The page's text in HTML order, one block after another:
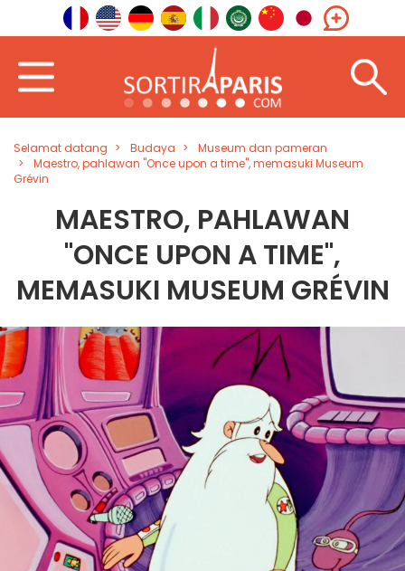
Selamat datang Budaya
Museum dan pameran
Maestro, pahlawan "Once upon a time", memasuki Museum
Grévin
MAESTRO, PAHLAWAN
"ONCE UPON A TIME",
MEMASUKI MUSEUM GRÉVIN